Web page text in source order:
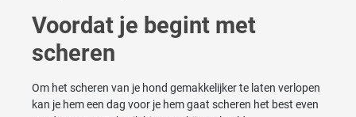
Voordat je begint met
scheren
Om het scheren van je hond gemakkelijker te laten verlopen
kan je hem een dag voor je hem gaat scheren het best even